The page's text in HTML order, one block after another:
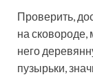
Проверить,
на
него
пузырьки,